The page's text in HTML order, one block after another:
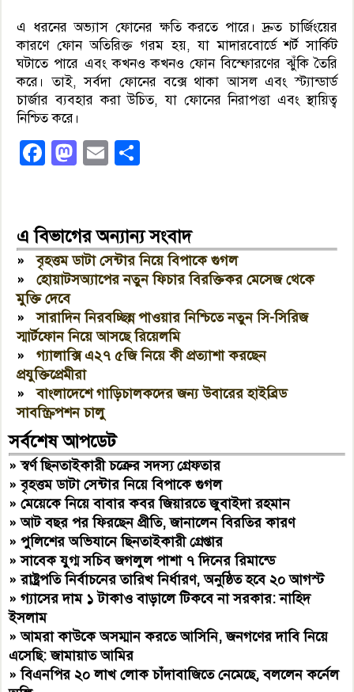
এ ধরনের অভ্যাস ফোনের ক্ষতি করতে পারে। দ্রুত চার্জিংয়ের
কারণে ফোন অতিরিক্ত গরম হয়, যা মাদারবোর্ডে শর্ট সার্কিট
ঘটাতে পারে এবং কখনও কখনও ফোন বিস্ফোরণের ঝুঁকি তৈরি
করে। তাই, সর্বদা ফোনের বক্সে থাকা আসল এবং স্ট্যান্ডার্ড
চার্জার ব্যবহার করা উচিত, যা ফোনের নিরাপত্তা এবং স্থায়িত্ব
নিশ্চিত করে।
Facebook
Mastodon
Email
এ বিভাগের অন্যান্য সংবাদ
»বৃহত্তম ডাটা সেন্টার নিয়ে বিপাকে গুগল
»হোয়াটসঅ্যাপের নতুন ফিচার বিরক্তিকর মেসেজ থেকে
মুক্তি দেবে
»সারাদিন নিরবচ্ছিন্ন পাওয়ার নিশ্চিতে নতুন সি-সিরিজ
স্মার্টফোন নিয়ে আসছে রিয়েলমি
»গ্যালাক্সি এ২৭ ৫জি নিয়ে কী প্রত্যাশা করছেন
প্রযুক্তিপ্রেমীরা
»বাংলাদেশে গাড়িচালকদের জন্য উবারের হাইব্রিড
সাবস্ক্রিপশন চালু
সর্বশেষ আপডেট
»স্বর্ণ ছিনতাইকারী চক্রের সদস্য গ্রেফতার
»বৃহত্তম ডাটা সেন্টার নিয়ে বিপাকে গুগল
»মেয়েকে নিয়ে বাবার কবর জিয়ারতে জুবাইদা রহমান
»আট বছর পর ফিরছেন প্রীতি, জানালেন বিরতির কারণ
»পুলিশের অভিযানে ছিনতাইকারী গ্রেপ্তার
»সাবেক যুগ্ম সচিব জগলুল পাশা ৭ দিনের রিমান্ডে
»রাষ্ট্রপতি নির্বাচনের তারিখ নির্ধারণ, অনুষ্ঠিত হবে ২০ আগস্ট
»গ্যাসের দাম ১ টাকাও বাড়ালে টিকবে না সরকার: নাহিদ
ইসলাম
»আমরা কাউকে অসম্মান করতে আসিনি, জনগণের দাবি নিয়ে
এসেছি: জামায়াত আমির
»বিএনপির ২০ লাখ লোক চাঁদাবাজিতে নেমেছে, বললেন কর্নেল